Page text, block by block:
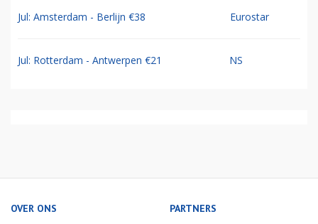
Jul: Amsterdam - Berlijn €38 Eurostar
Jul: Rotterdam - Antwerpen €21 NS
OVER ONS PARTNERS